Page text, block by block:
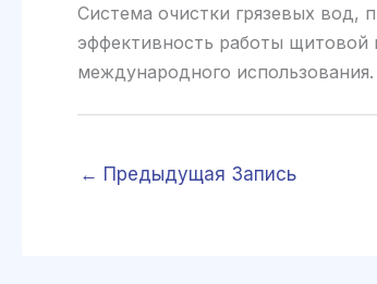
Система очистки грязевых вод,
эффективность работы
международного использования.
← Предыдущая Запись